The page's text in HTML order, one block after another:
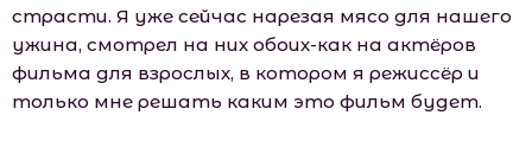
страсти. Я уже сейчас нарезая мясо для нашего
ужина, смотрел на них обоих-как на актёров
фильма для взрослых, в котором я режиссёр и
только мне решать каким это фильм будет.